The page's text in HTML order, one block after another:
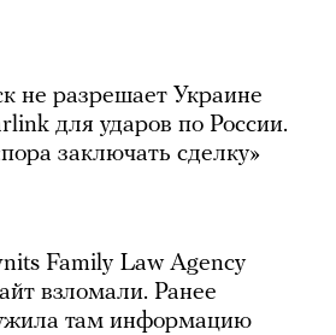
не разрешает Украине
для ударов по России.
заключать сделку»
Family Law Agency
взломали. Ранее
там информацию